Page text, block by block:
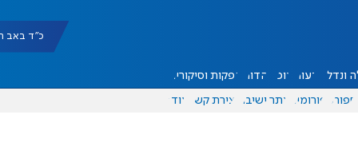
כ"ד באב תשפ"ו
ונדל"ן דעות אוכל יהדות הפקות וסיקורים
ספורט פורומים אתר ישיבה יצירת קשר עוד